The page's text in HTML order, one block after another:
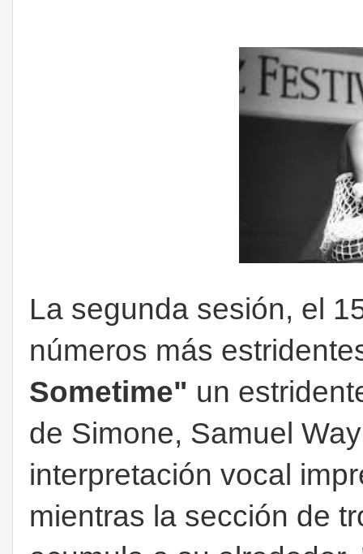
La segunda sesión, el
números más
Sometime" un
de Simone, Samuel
interpretación vocal
mientras la sección de